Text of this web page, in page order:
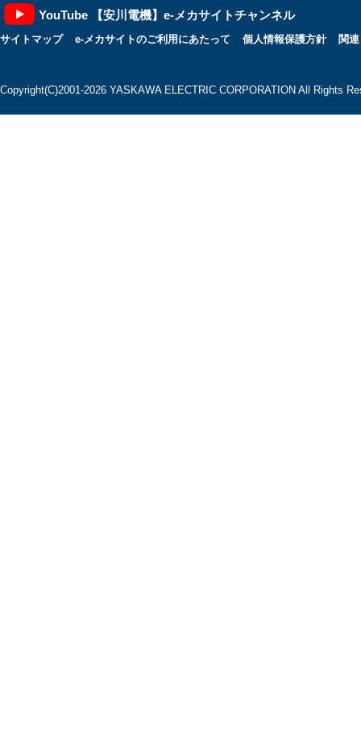
YouTube 【安川電機】e-メカサイトチャンネル
サイトマップ e-メカサイトのご利用にあたって 個人情報保護方針 関
Copyright(C)2001‐2026 YASKAWA ELECTRIC CORPORATION All Rights